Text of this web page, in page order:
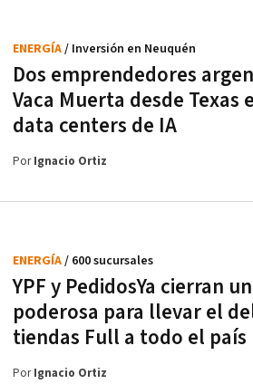
Dos emprendedores
Vaca Muerta desde Texas
data centers de IA
ENERGÍA/ Inversión en Neuquén
PorIgnacio Ortiz
YPF y PedidosYa cierran
poderosa para llevar el
tiendas Full a todo el país
ENERGÍA/ 600 sucursales
PorIgnacio Ortiz